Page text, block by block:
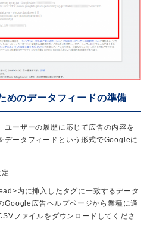
めのデータフィードの準備
ユーザーの履歴に応じて広告の内容を
データフィードという形式でGoogleに
内に挿入したタグに一致するデータ
Google広告ヘルプページから業種に適
ファイルをダウンロードしてくださ